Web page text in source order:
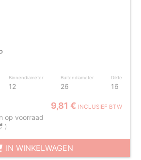
Binnendiameter
12
Buitendiameter
26
Dikte
16
9,81 € INCLUSIEF BTW
op voorraad
)
IN WINKELWAGEN